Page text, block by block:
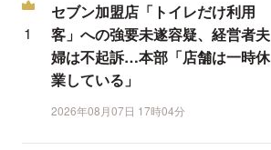
セブン加盟店「トイレだけ利用
客」への強要未遂容疑、経営者夫
婦は不起訴…本部「店舗は一時休
業している」
2026年08月07日 17時04分